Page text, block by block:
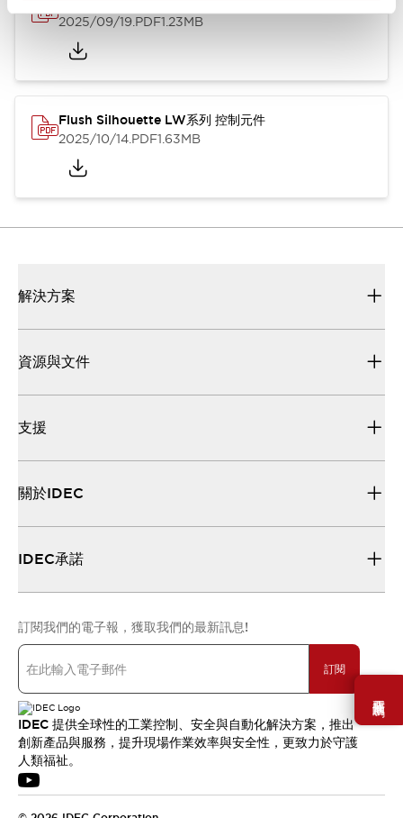
需要幫助嗎？
2025/09/19.PDF1.23MB
Flush Silhouette LW系列 控制元件
2025/10/14.PDF1.63MB
解決方案
資源與文件
支援
關於IDEC
IDEC承諾
訂閱我們的電子報，獲取我們的最新訊息!
訂閱
IDEC 提供全球性的工業控制、安全與自動化解決方案，推出
創新產品與服務，提升現場作業效率與安全性，更致力於守護
人類福祉。